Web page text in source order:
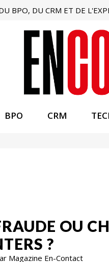
BPO, DU CRM ET DE
BPO CRM
OU
?
Magazine En-Contact